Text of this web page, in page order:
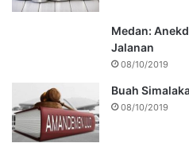
Medan:
Jalanan
08/10/2019
Buah
08/10/2019